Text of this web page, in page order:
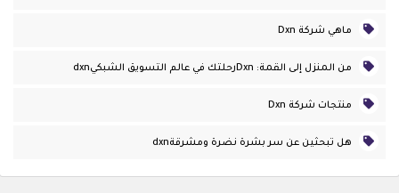
ماهي شركة Dxn
من المنزل إلى القمة: Dxnرحلتك في عالم التسويق الشبكيdxn
منتجات شركة Dxn
هل تبحثين عن سر بشرة نضرة ومشرقةdxn